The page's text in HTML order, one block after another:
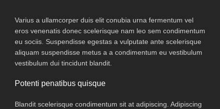
Varius a ullamcorper duis elit conubia urna fermentum vel
eros venenatis donec scelerisque nam leo sem condimentum
eu sociis. Suspendisse egestas a vulputate ante scelerisque
aliquam suspendisse metus a a condimentum eu vestibulum
vestibulum dui tincidunt blandit.
Potenti penatibus quisque
Blandit scelerisque condimentum sit at adipiscing. Adipiscing